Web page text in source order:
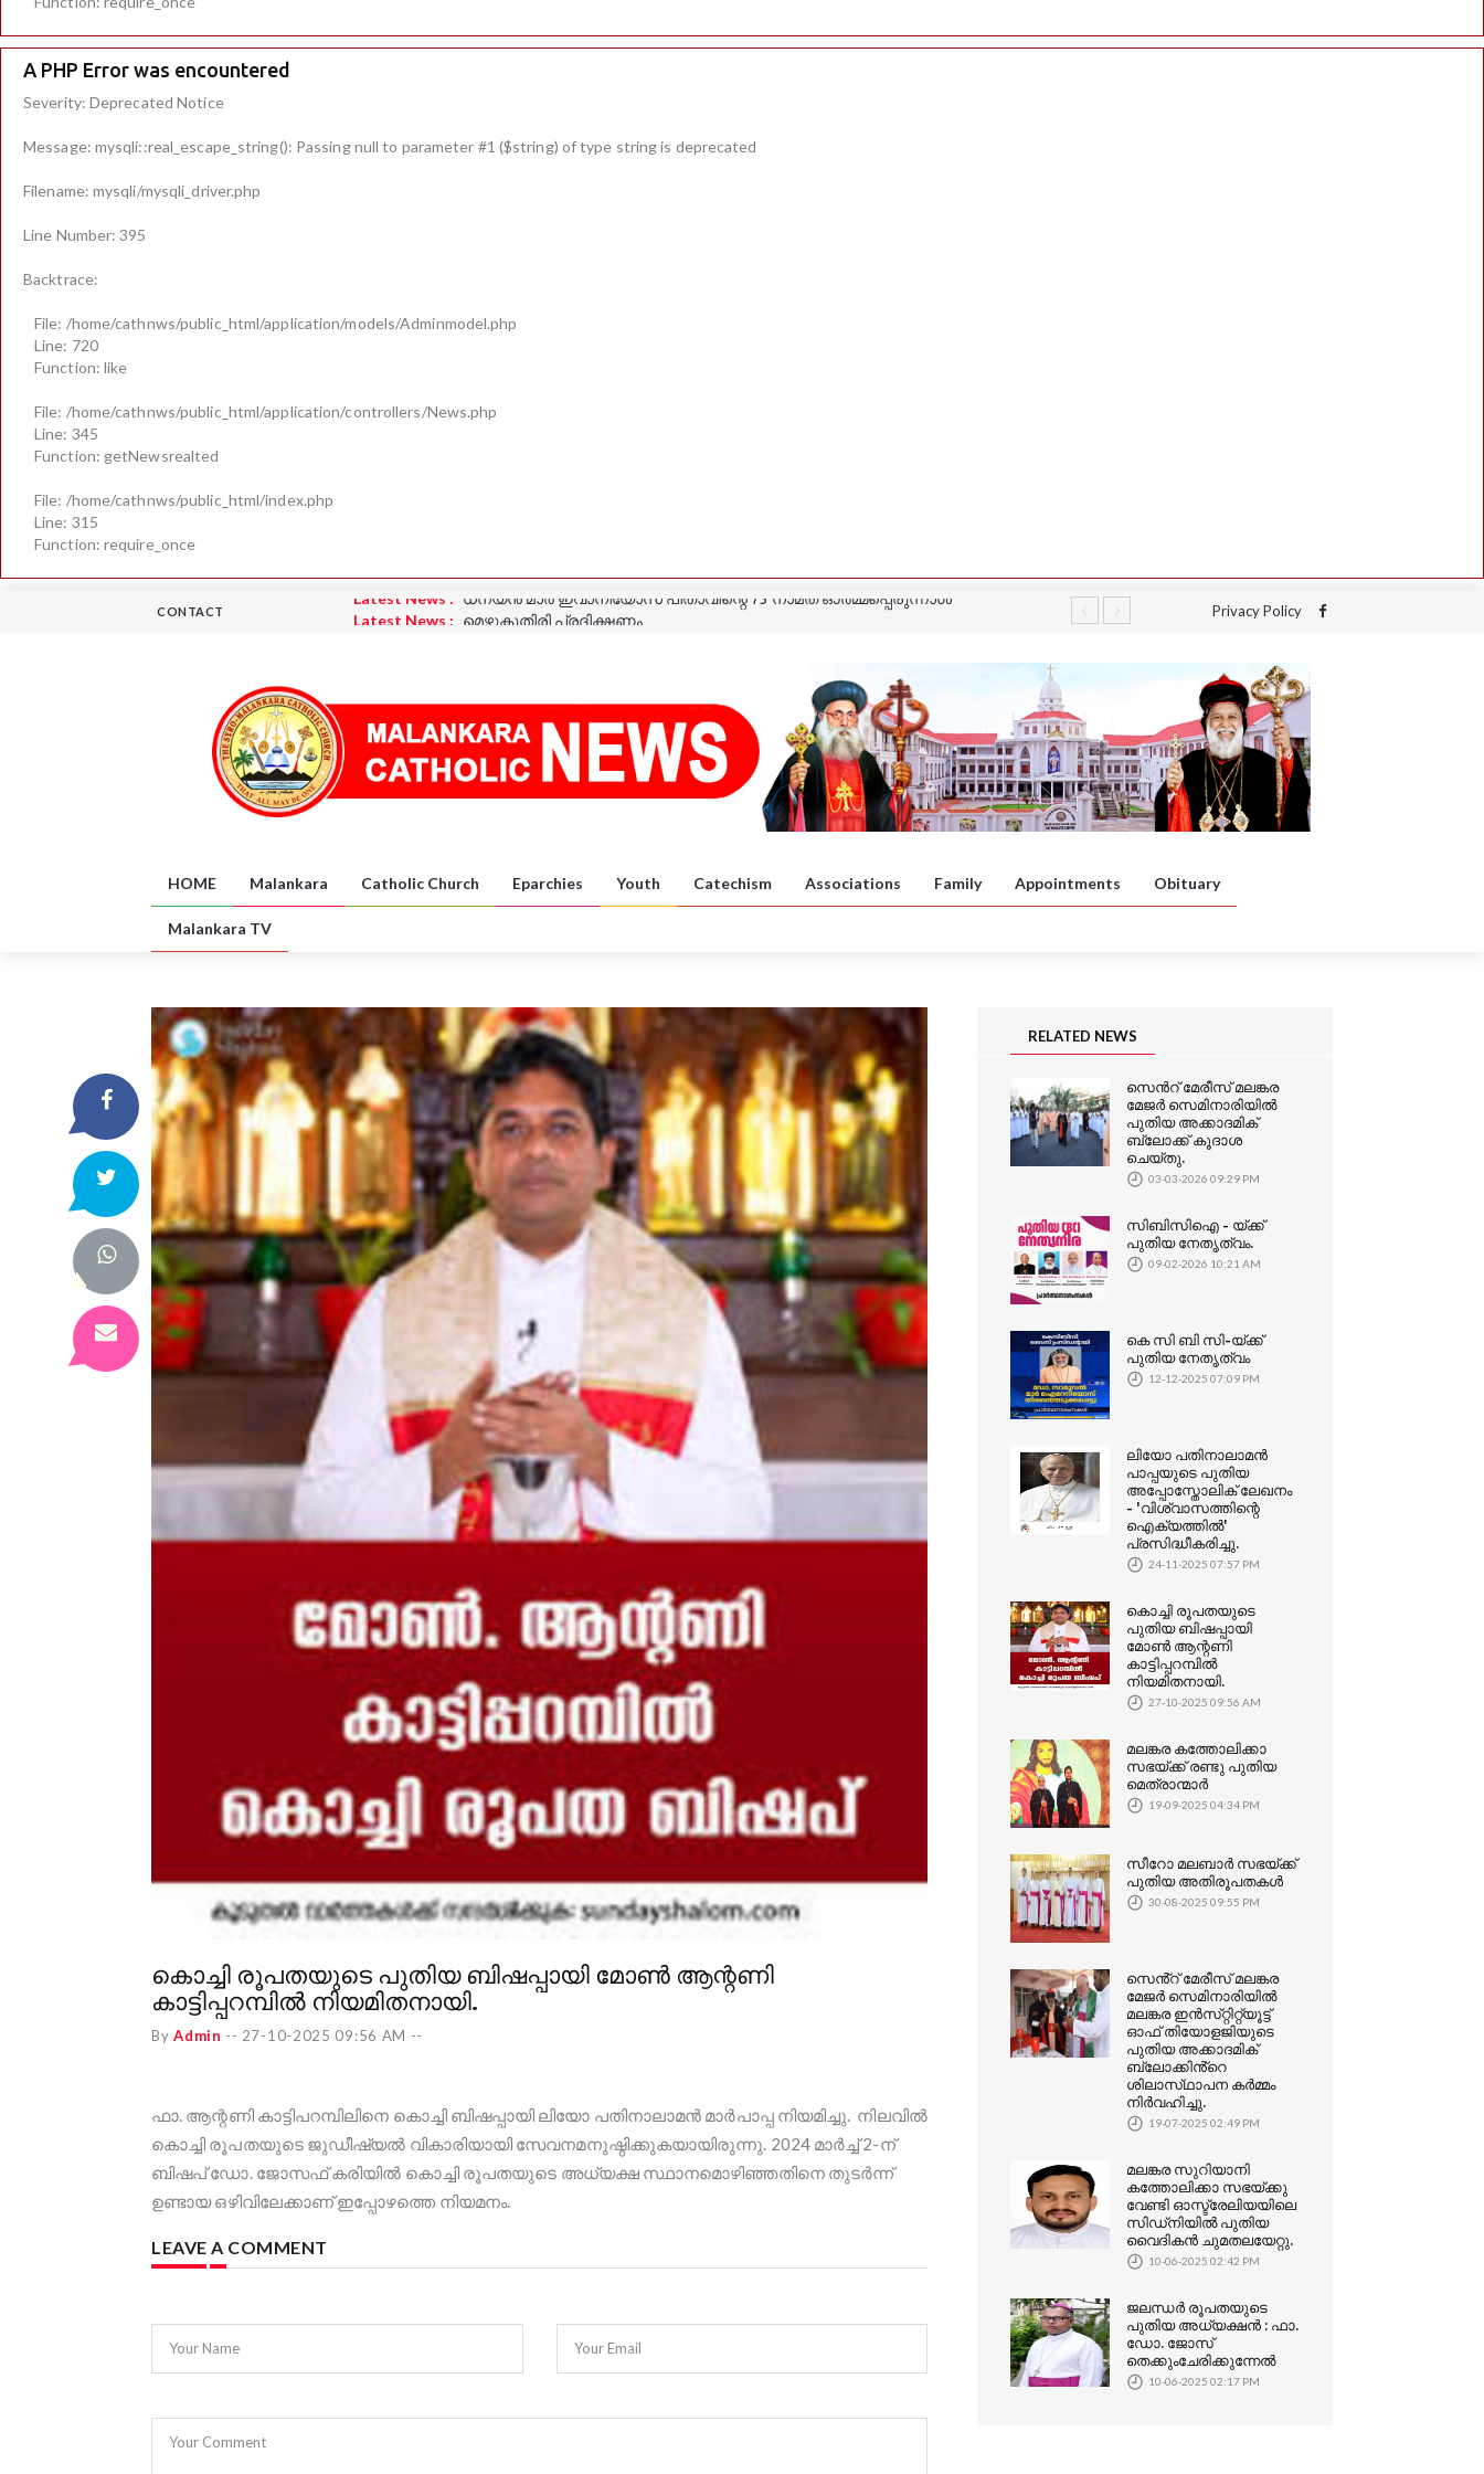
A PHP Error was encountered
Severity: Deprecated Notice
Message: mysqli::real_escape_string(): Passing null to parameter #1 ($string) of type string is deprecated
Filename: mysqli/mysqli_driver.php
Line Number: 395
Backtrace:
File: /home/cathnws/public_html/application/models/Adminmodel.php
Line: 720
Function: like
File: /home/cathnws/public_html/application/controllers/News.php
Line: 345
Function: getNewsrealted
File: /home/cathnws/public_html/index.php
Line: 315
Function: require_once
CONTACT Latest News : മെഴുകുതിരി പ്രദിക്ഷണം
Latest News :
ധന്യൻ മാർ ഈവാനിയോസ് പിതാവിന്റെ ഓർമ്മപ്പെരുന്നാൾ
Latest News : ധന്യൻ മാർ ഇവാനിയോസ് പിതാവിന്റെ 73 നാമത് ഓർമ്മപ്പെരുന്നാൾ
Privacy Policy
HOME Malankara Catholic Church Eparchies Youth Catechism Associations Family Appointments Obituary
Malankara TV
കൊച്ചി രൂപതയുടെ പുതിയ ബിഷപ്പായി മോൺ ആന്റണി
കാട്ടിപ്പറമ്പിൽ നിയമിതനായി.
ByAdmin -- 27-10-2025 09:56 AM --
ഫാ. ആന്റണി കാട്ടിപറമ്പിലിനെ കൊച്ചി ബിഷപ്പായി ലിയോ പതിനാലാമൻ മാർപാപ്പ നിയമിച്ചു. നിലവില്‍
കൊച്ചി രൂപതയുടെ ജുഡീഷ്യല്‍ വികാരിയായി സേവനമനുഷ്ഠിക്കുകയായിരുന്നു. 2024 മാര്‍ച്ച് 2-ന്
ബിഷപ് ഡോ. ജോസഫ് കരിയില്‍ കൊച്ചി രൂപതയുടെ അധ്യക്ഷ സ്ഥാനമൊഴിഞ്ഞതിനെ തുടര്‍ന്ന്
ഉണ്ടായ ഒഴിവിലേക്കാണ് ഇപ്പോഴത്തെ നിയമനം.
LEAVE A COMMENT
Your Name Your Email
Your Comment
RELATED NEWS
സെൻറ് മേരീസ് മലങ്കര
മേജർ സെമിനാരിയിൽ
പുതിയ അക്കാദമിക്
ബ്ലോക്ക് കൂദാശ
ചെയ്തു.
03-03-2026 09:29 PM
സിബിസിഐ - യ്ക്ക്
പുതിയ നേതൃത്വം.
09-02-2026 10:21 AM
കെ സി ബി സി-യ്ക്ക്
പുതിയ നേതൃത്വം
12-12-2025 07:09 PM
ലിയോ പതിനാലാമൻ
പാപ്പയുടെ പുതിയ
അപ്പോസ്തോലിക് ലേഖനം
- 'വിശ്വാസത്തിന്റെ
ഐക്യത്തിൽ'
പ്രസിദ്ധീകരിച്ചു.
24-11-2025 07:57 PM
കൊച്ചി രൂപതയുടെ
പുതിയ ബിഷപ്പായി
മോൺ ആന്റണി
കാട്ടിപ്പറമ്പിൽ
നിയമിതനായി.
27-10-2025 09:56 AM
മലങ്കര കത്തോലിക്കാ
സഭയ്‌ക്ക്‌ രണ്ടു പുതിയ
മെത്രാന്മാർ
19-09-2025 04:34 PM
സീറോ മലബാര്‍ സഭയ്ക്ക്
പുതിയ അതിരൂപതകൾ
30-08-2025 09:55 PM
സെൻ്റ് മേരീസ് മലങ്കര
മേജർ സെമിനാരിയിൽ
മലങ്കര ഇൻസ്‌റ്റിറ്റ്യൂട്ട്
ഓഫ് തിയോളജിയുടെ
പുതിയ അക്കാദമിക്
ബ്ലോക്കിൻ്റെ
ശിലാസ്‌ഥാപന കർമ്മം
നിർവഹിച്ചു.
19-07-2025 02:49 PM
മലങ്കര സുറിയാനി
കത്തോലിക്കാ സഭയ്ക്കു
വേണ്ടി ഓസ്ട്രേലിയയിലെ
സിഡ്‌നിയിൽ പുതിയ
വൈദികൻ ചുമതലയേറ്റു.
10-06-2025 02:42 PM
ജലന്ധർ രൂപതയുടെ
പുതിയ അധ്യക്ഷൻ : ഫാ.
ഡോ. ജോസ്
തെക്കുംചേരിക്കുന്നേൽ
10-06-2025 02:17 PM